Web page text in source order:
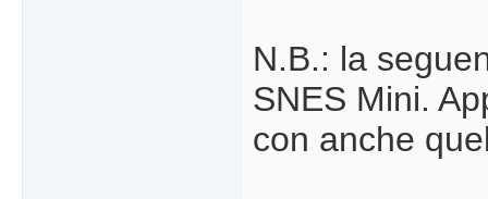
N.B.: la
SNES Mini.
con anche